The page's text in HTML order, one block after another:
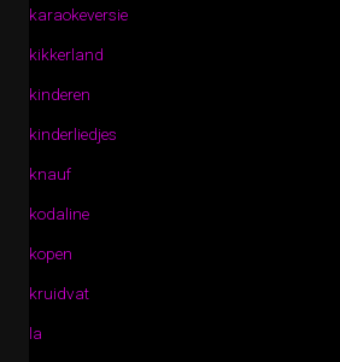
karaokeversie
kikkerland
kinderen
kinderliedjes
knauf
kodaline
kopen
kruidvat
la